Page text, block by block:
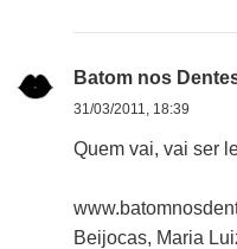
Batom nos
31/03/2011, 18:39
Quem vai, vai ser
Beijocas, Maria